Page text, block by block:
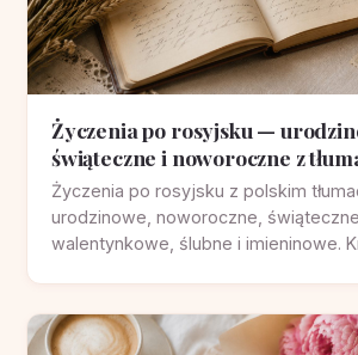
Życzenia po rosyjsku —
świąteczne i noworoczne z
Życzenia po rosyjsku z polskim
urodzinowe, noworoczne, świąteczne,
walentynkowe, ślubne i imieninowe.